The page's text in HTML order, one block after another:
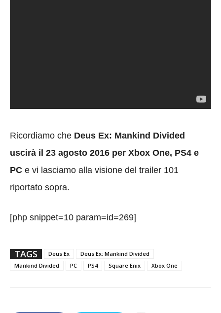
Ricordiamo che Deus Ex: Mankind Divided
uscirà il 23 agosto 2016 per Xbox One, PS4 e
PC e vi lasciamo alla visione del trailer 101
riportato sopra.
[php snippet=10 param=id=269]
TAGS Deus Ex
Deus Ex: Mankind Divided
Mankind Divided
PC PS4 Square Enix Xbox One